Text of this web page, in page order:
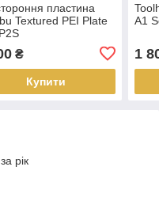
пластина
Textured PEI Plate
₴
Купити
A1
1
рік